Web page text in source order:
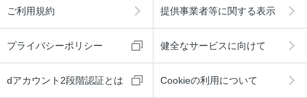
ご利用規約 提供事業者等に関する表示
プライバシーポリシー 健全なサービスに向けて
dアカウント2段階認証とは Cookieの利用について